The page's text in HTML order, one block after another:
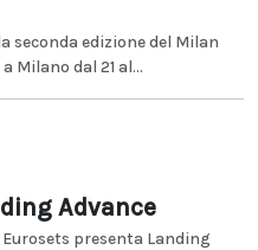
seconda edizione del Milan
Milano dal 21 al...
Advance
Eurosets presenta Landing